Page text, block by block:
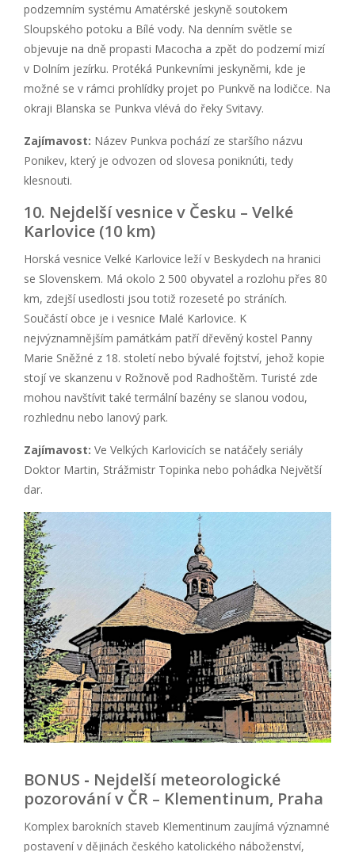
podzemním systému Amatérské jeskyně soutokem
Sloupského potoku a Bílé vody. Na denním světle se
objevuje na dně propasti Macocha a zpět do podzemí mizí
v Dolním jezírku. Protéká Punkevními jeskyněmi, kde je
možné se v rámci prohlídky projet po Punkvě na lodičce. Na
okraji Blanska se Punkva vlévá do řeky Svitavy.
Zajímavost: Název Punkva pochází ze staršího názvu
Ponikev, který je odvozen od slovesa poniknúti, tedy
klesnouti.
10. Nejdelší vesnice v Česku – Velké
Karlovice (10 km)
Horská vesnice Velké Karlovice leží v Beskydech na hranici
se Slovenskem. Má okolo 2 500 obyvatel a rozlohu přes 80
km, zdejší usedlosti jsou totiž rozeseté po stráních.
Součástí obce je i vesnice Malé Karlovice. K
nejvýznamnějším památkám patří dřevěný kostel Panny
Marie Sněžné z 18. století nebo bývalé fojtství, jehož kopie
stojí ve skanzenu v Rožnově pod Radhoštěm. Turisté zde
mohou navštívit také termální bazény se slanou vodou,
rozhlednu nebo lanový park.
Zajímavost: Ve Velkých Karlovicích se natáčely seriály
Doktor Martin, Strážmistr Topinka nebo pohádka Největší
dar.
BONUS - Nejdelší meteorologické
pozorování v ČR – Klementinum, Praha
Komplex barokních staveb Klementinum zaujímá významné
postavení v dějinách českého katolického náboženství,